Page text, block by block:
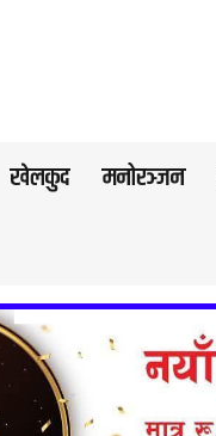
खेलकुद मनोरञ्जन